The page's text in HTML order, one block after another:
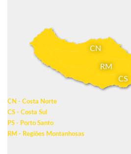
CN
CS
RM
CN - Costa Norte
CS - Costa Sul
PS - Porto Santo
RM - Regiões Montanhosas